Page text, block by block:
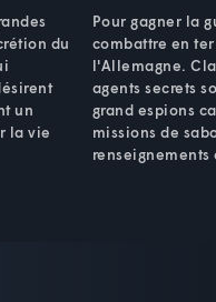
du
un
la vie
Pour gagner la
combattre en
l'Allemagne.
agents secrets
grand espions
missions de
renseignements